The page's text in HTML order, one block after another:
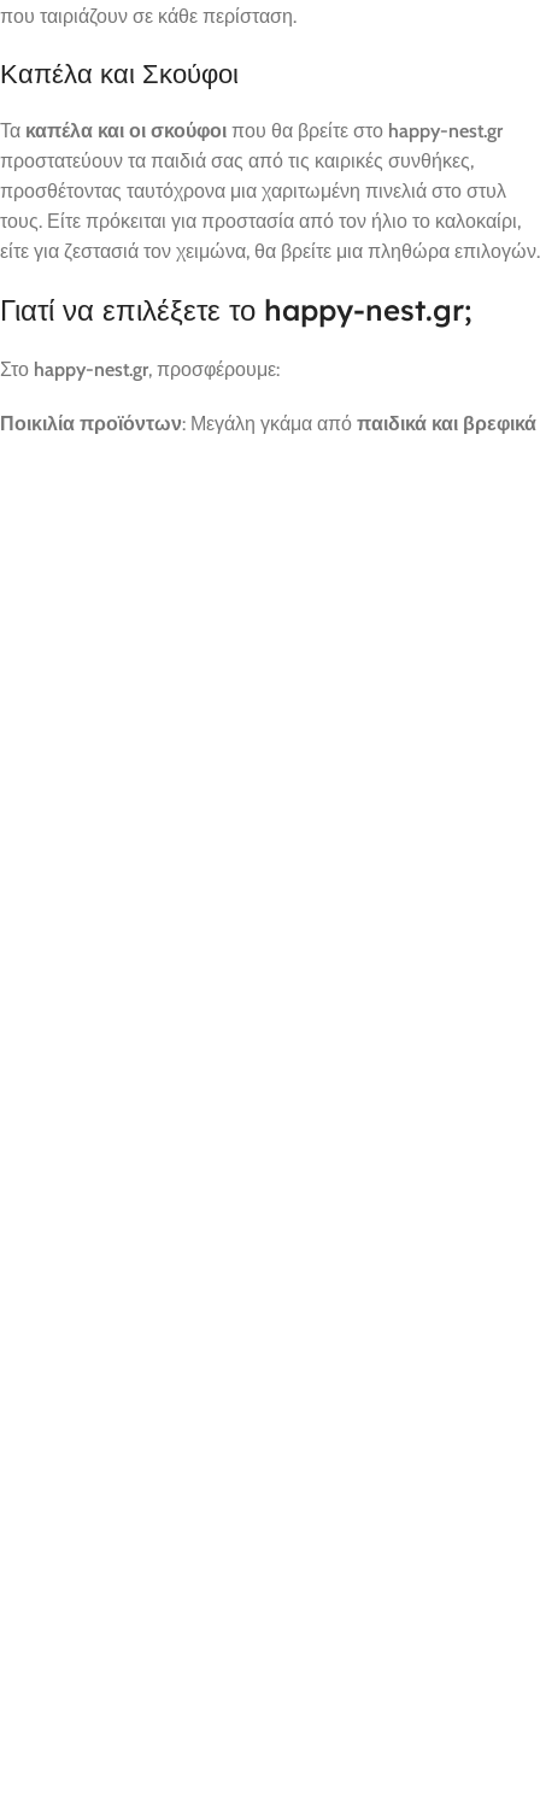
που ταιριάζουν σε κάθε περίσταση.
Καπέλα και Σκούφοι
Τα καπέλα και οι σκούφοι που θα βρείτε στο happy-nest.gr
προστατεύουν τα παιδιά σας από τις καιρικές συνθήκες,
προσθέτοντας ταυτόχρονα μια χαριτωμένη πινελιά στο στυλ
τους. Είτε πρόκειται για προστασία από τον ήλιο το καλοκαίρι,
είτε για ζεστασιά τον χειμώνα, θα βρείτε μια πληθώρα επιλογών.
Γιατί να επιλέξετε το happy-nest.gr;
Στο happy-nest.gr, προσφέρουμε:
Ποικιλία προϊόντων: Μεγάλη γκάμα από παιδικά και βρεφικά